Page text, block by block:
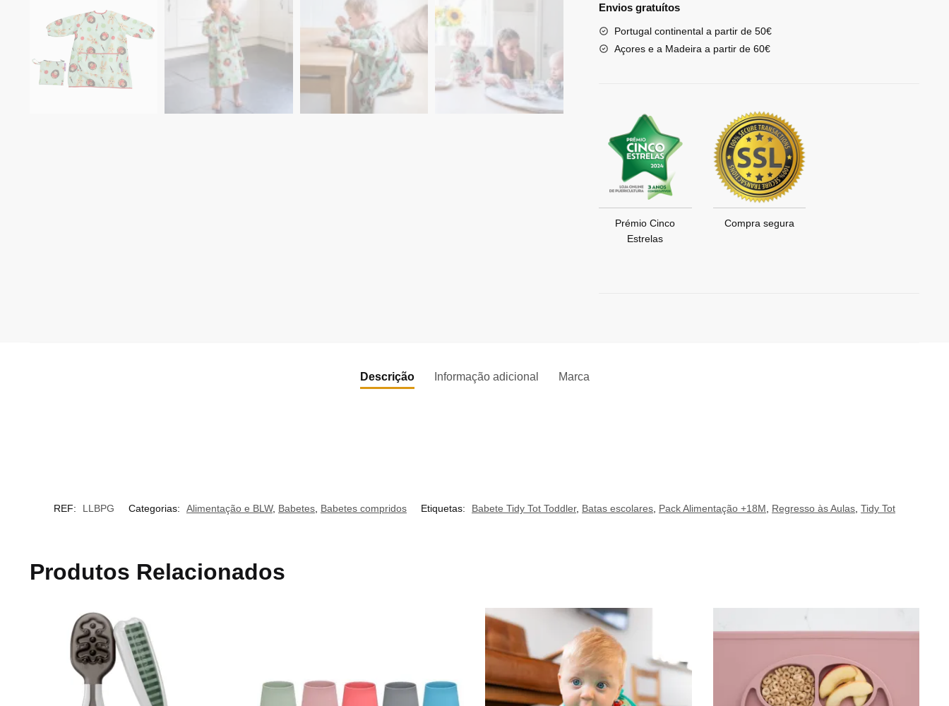
Envios gratuítos
Portugal continental a partir de 50€
Açores e a Madeira a partir de 60€
Prémio Cinco
Estrelas
Compra segura
Descrição Informação adicional Marca
REF: LLBPG Categorias: Alimentação e BLW, Babetes Babetes compridos Etiquetas: Babete Tidy Tot Toddler, Batas escolares Pack Alimentação +18M Regresso às Aulas Tidy Tot
Produtos Relacionados